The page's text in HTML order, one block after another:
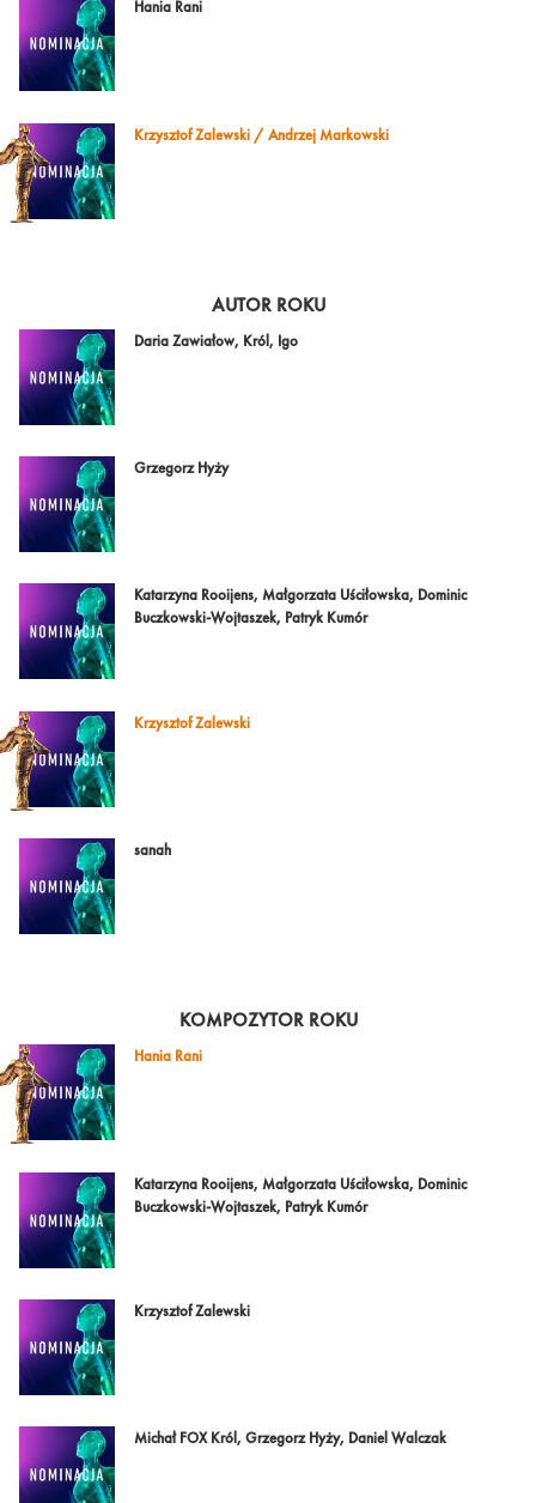
Hania Rani
Krzysztof Zalewski / Andrzej Markowski
AUTOR ROKU
Daria Zawiałow, Król, Igo
Grzegorz Hyży
Katarzyna Rooijens, Małgorzata Uściłowska, Dominic
Buczkowski-Wojtaszek, Patryk Kumór
Krzysztof Zalewski
sanah
KOMPOZYTOR ROKU
Hania Rani
Katarzyna Rooijens, Małgorzata Uściłowska, Dominic
Buczkowski-Wojtaszek, Patryk Kumór
Krzysztof Zalewski
Michał FOX Król, Grzegorz Hyży, Daniel Walczak